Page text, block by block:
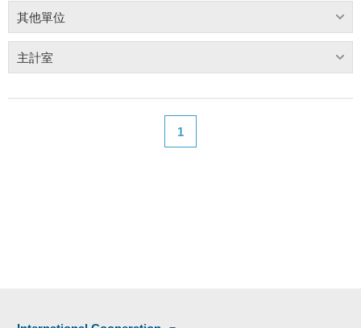
其他單位
主計室
1